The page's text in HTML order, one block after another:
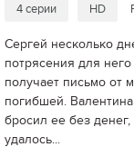
4 серии HD
Сергей несколько
потрясения для
получает письмо от
погибшей.
бросил ее без
удалось...